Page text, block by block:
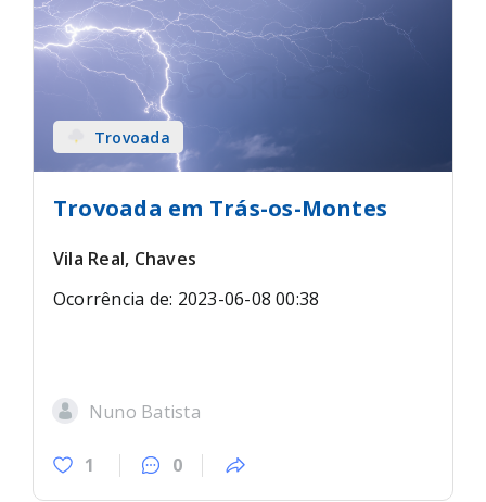
Trovoada
Trovoada em Trás-os-Montes
Vila Real, Chaves
Ocorrência de: 2023-06-08 00:38
Nuno Batista
1 0